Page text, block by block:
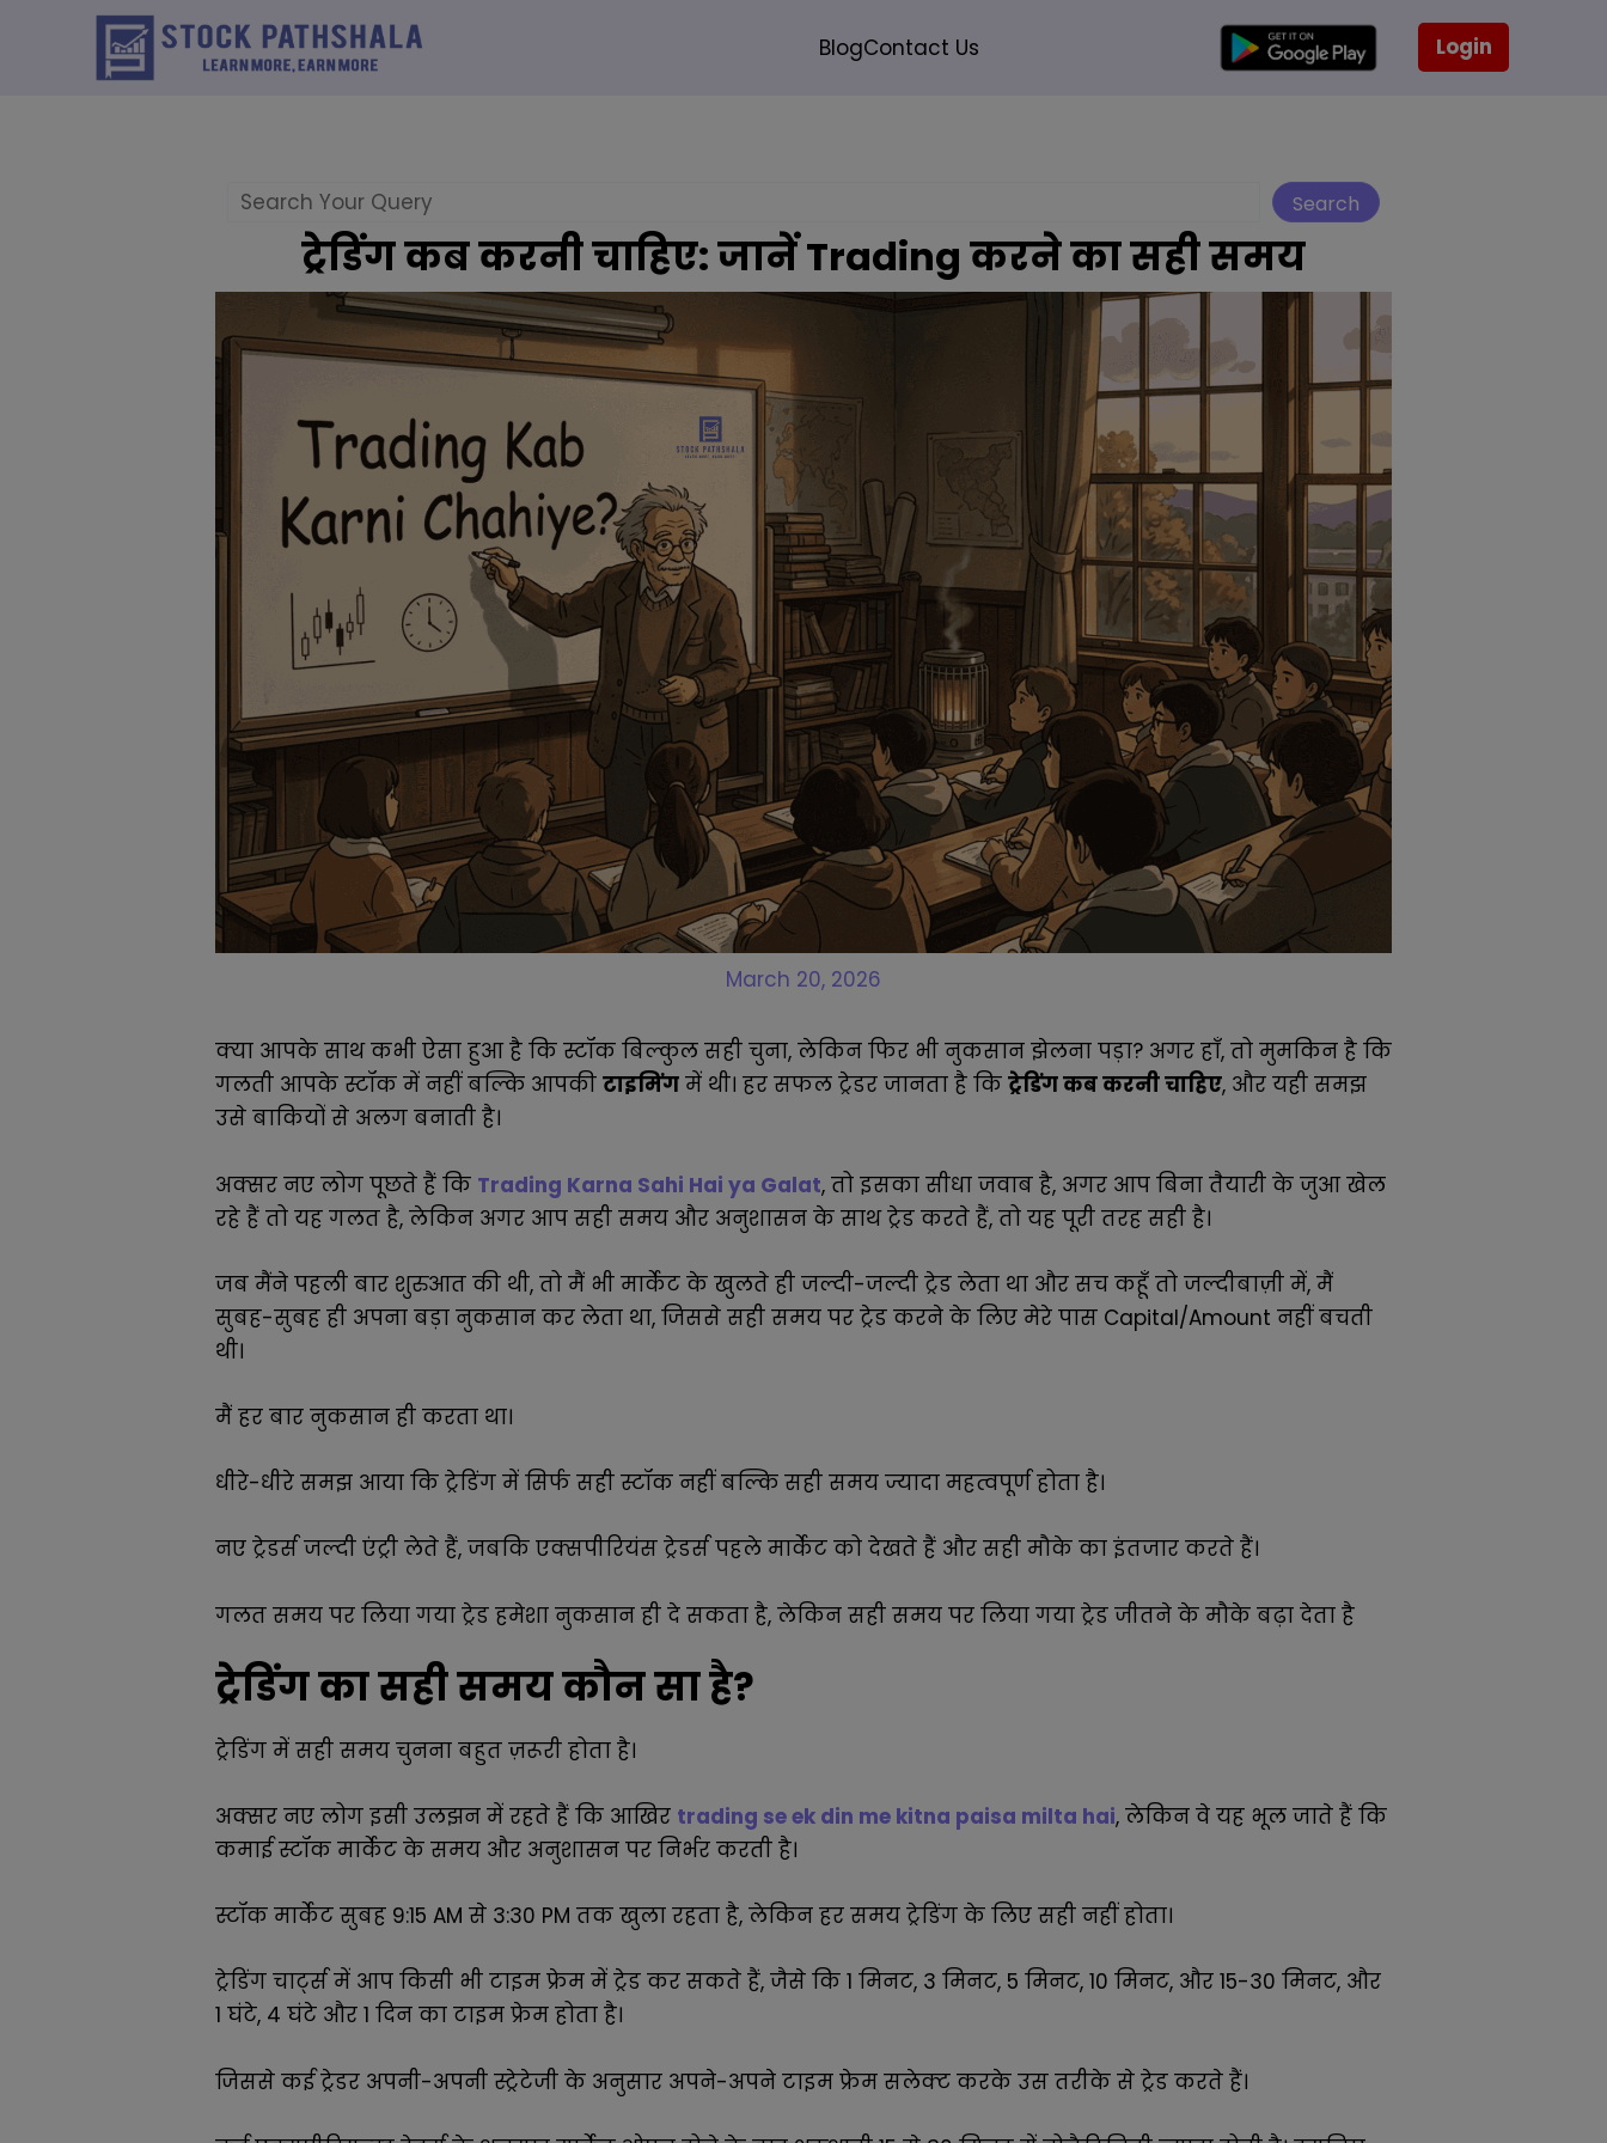
BlogContact Us Login
Search
ट्रेडिंग कब करनी चाहिए: जानें Trading करने का सही समय
March 20, 2026
क्या आपके साथ कभी ऐसा हुआ है कि स्टॉक बिल्कुल सही चुना, लेकिन फिर भी नुकसान झेलना पड़ा? अगर हाँ, तो मुमकिन है कि
गलती आपके स्टॉक में नहीं बल्कि आपकी टाइमिंग में थी। हर सफल ट्रेडर जानता है कि ट्रेडिंग कब करनी चाहिए, और यही समझ
उसे बाकियों से अलग बनाती है।
अक्सर नए लोग पूछते हैं कि Trading Karna Sahi Hai ya Galat, तो इसका सीधा जवाब है, अगर आप बिना तैयारी के जुआ खेल
रहे हैं तो यह गलत है, लेकिन अगर आप सही समय और अनुशासन के साथ ट्रेड करते हैं, तो यह पूरी तरह सही है।
जब मैंने पहली बार शुरुआत की थी, तो मैं भी मार्केट के खुलते ही जल्दी-जल्दी ट्रेड लेता था और सच कहूँ तो जल्दीबाज़ी में, मैं
सुबह-सुबह ही अपना बड़ा नुकसान कर लेता था, जिससे सही समय पर ट्रेड करने के लिए मेरे पास Capital/Amount नहीं बचती
थी।
मैं हर बार नुकसान ही करता था।
धीरे-धीरे समझ आया कि ट्रेडिंग में सिर्फ सही स्टॉक नहीं बल्कि सही समय ज्यादा महत्वपूर्ण होता है।
नए ट्रेडर्स जल्दी एंट्री लेते हैं, जबकि एक्सपीरियंस ट्रेडर्स पहले मार्केट को देखते हैं और सही मौके का इंतजार करते हैं।
गलत समय पर लिया गया ट्रेड हमेशा नुकसान ही दे सकता है, लेकिन सही समय पर लिया गया ट्रेड जीतने के मौके बढ़ा देता है
ट्रेडिंग का सही समय कौन सा है?
ट्रेडिंग में सही समय चुनना बहुत ज़रूरी होता है।
अक्सर नए लोग इसी उलझन में रहते हैं कि आखिर trading se ek din me kitna paisa milta hai, लेकिन वे यह भूल जाते हैं कि
कमाई स्टॉक मार्केट के समय और अनुशासन पर निर्भर करती है।
स्टॉक मार्केट सुबह 9:15 AM से 3:30 PM तक खुला रहता है, लेकिन हर समय ट्रेडिंग के लिए सही नहीं होता।
ट्रेडिंग चार्ट्स में आप किसी भी टाइम फ्रेम में ट्रेड कर सकते हैं, जैसे कि 1 मिनट, 3 मिनट, 5 मिनट, 10 मिनट, और 15-30 मिनट, और
1 घंटे, 4 घंटे और 1 दिन का टाइम फ्रेम होता है।
जिससे कई ट्रेडर अपनी-अपनी स्ट्रेटेजी के अनुसार अपने-अपने टाइम फ्रेम सलेक्ट करके उस तरीके से ट्रेड करते हैं।